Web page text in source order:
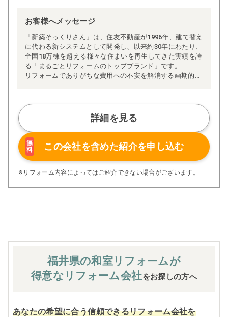
お客様へメッセージ
「新築そっくりさん」は、住友不動産が1996年、建て替え
に代わる新システムとして開発し、以来約30年にわたり、
全国18万棟を超える様々な住まいを再生してきた実績を誇
る「まるごとリフォームのトップブランド」です。
リフォームでありがちな費用への不安を解消する画期的な
ム」、経験豊かなセールスエンジニアによる「一貫担当
制」などが高い信頼を得ています。
また、大規模リフォームに習熟した施工管理者が現場を統
括する「専属棟梁制」、豊富な実績に裏付けられた充実の
施工マニュアルや検査体制により高い施工品質を実現。
さらに、住友不動産のリフォームならではの充実の保証、
アフターサービス体制で工事後も安心です。
ぜひ、あなたの大切なお住まいの再生を私たちにお任せく
詳細を見る
無
料
この会社を含めた紹介を申し込む
※リフォーム内容によってはご紹介できない場合がございます。
福井県の和室 リフォームが
得意なリフォーム会社をお探しの方へ
あなたの希望に合う信頼できるリフォーム会社を